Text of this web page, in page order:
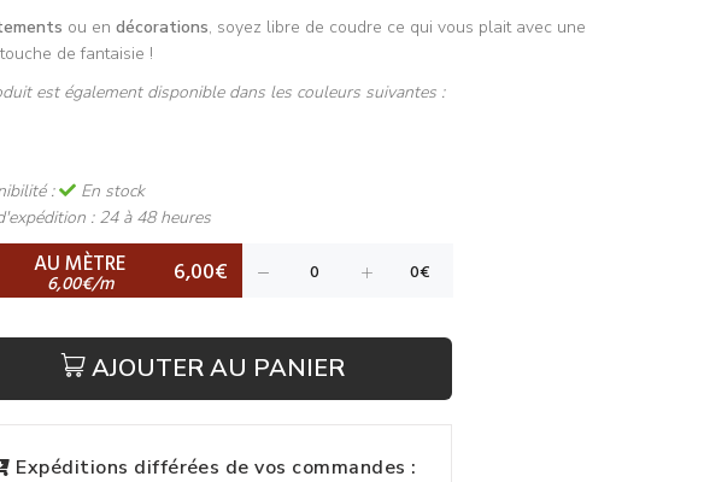
ou en décorations, soyez libre de coudre ce qui vous plait avec une
de fantaisie !
est également disponible dans les couleurs suivantes :
:
En stock
: 24 à 48 heures
AU MÈTRE
6,00€/m 6,00€
AJOUTER AU PANIER
Expéditions différées de vos commandes :